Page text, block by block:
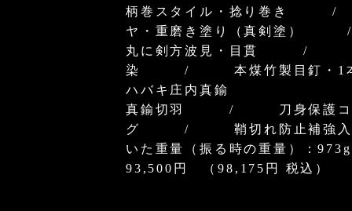
柄巻スタイル・捻り巻き /
ヤ・重磨き塗り（真剣塗
丸に剣方波見・目貫 / 本
染 / 本煤竹製目釘・
ハバキ庄内真鍮
真鍮切羽 / 刀身保護コ
グ / 鞘切れ防止補
いた重量（振る時の重量）：973g
93,500円 （98,175円 税込）